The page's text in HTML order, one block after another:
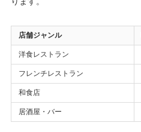
店舗ジャンル
洋食レストラン
フレンチレストラン
和食店
居酒屋・バー